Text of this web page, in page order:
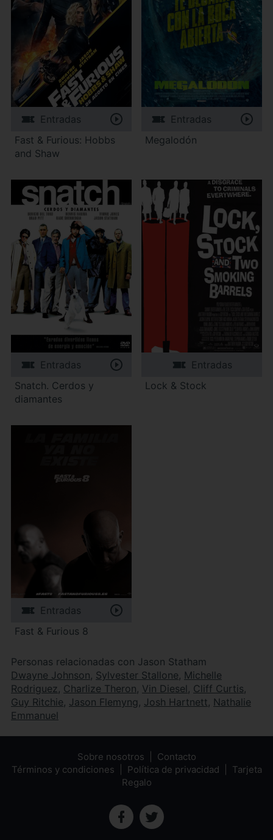
Entradas
Fast & Furious: Hobbs
and Shaw
Entradas
Megalodón
Entradas
Snatch. Cerdos y
diamantes
Entradas
Lock & Stock
Entradas
Fast & Furious 8
Personas relacionadas con Jason Statham
Dwayne Johnson Sylvester Stallone Michelle
Rodriguez Charlize Theron Vin Diesel Cliff Curtis
Guy Ritchie Jason Flemyng Josh Hartnett Nathalie
Emmanuel
Sobre nosotros
Contacto
Términos y condiciones
Política de privacidad
Tarjeta
Regalo